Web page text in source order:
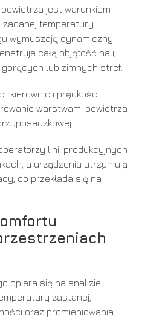
jest warunkiem
temperatury.
wymuszają dynamiczny
całą objętość hali,
lub zimnych stref.
kierownic i prędkości
warstwami powietrza
linii produkcyjnych
a urządzenia utrzymują
co przekłada się na
opiera się na analizie
zastanej,
oraz promieniowania